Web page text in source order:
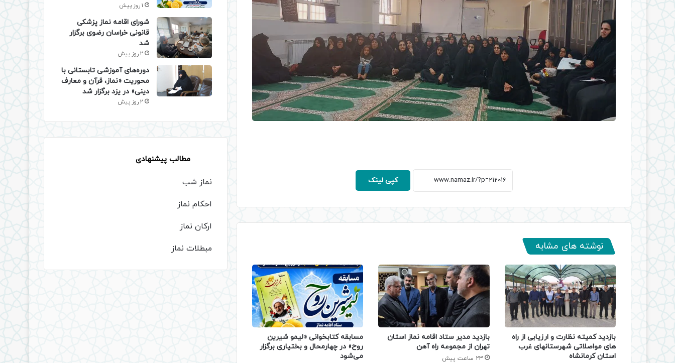
کپی لینک
نوشته های مشابه
بازدید کمیته نظارت و ارزیابی از راه
های مواصلاتی شهرستانهای غرب
استان کرمانشاه
بازدید مدیر ستاد اقامه نماز استان
تهران از مجموعه راه آهن
23 ساعت پیش
مسابقه کتابخوانی «لیمو شیرین
روح» در چهارمحال و بختیاری برگزار
می‌شود
1 روز پیش
شورای اقامه نماز پزشکی
قانونی خراسان رضوی برگزار
شد
2 روز پیش
دوره‌های آموزشی تابستانی با
محوریت «نماز، قرآن و معارف
دینی» در یزد برگزار شد
2 روز پیش
مطالب پیشنهادی
نماز شب
احکام نماز
ارکان نماز
مبطلات نماز